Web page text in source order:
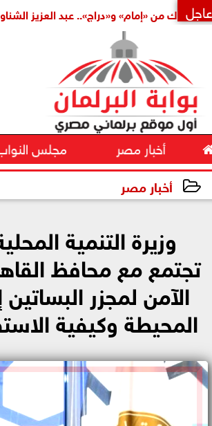
عاجل
من «إمام» و«دراج».. عبد العزيز الشناوي
أخبار مصر مجلس
أخبار مصر
وزيرة التنمية
تجتمع مع محافظ
المحيطة وكيفية